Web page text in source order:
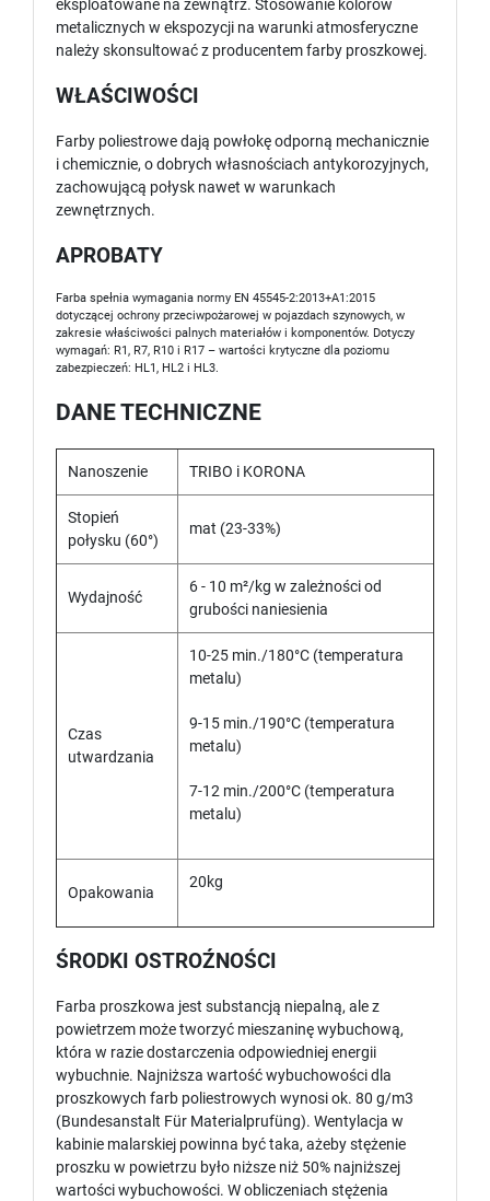
eksploatowane na zewnątrz. Stosowanie kolorów
metalicznych w ekspozycji na warunki atmosferyczne
należy skonsultować z producentem farby proszkowej.
WŁAŚCIWOŚCI
Farby poliestrowe dają powłokę odporną mechanicznie
i chemicznie, o dobrych własnościach antykorozyjnych,
zachowującą połysk nawet w warunkach
zewnętrznych.
APROBATY
Farba spełnia wymagania normy EN 45545-2:2013+A1:2015
dotyczącej ochrony przeciwpożarowej w pojazdach szynowych, w
zakresie właściwości palnych materiałów i komponentów. Dotyczy
wymagań: R1, R7, R10 i R17 – wartości krytyczne dla poziomu
zabezpieczeń: HL1, HL2 i HL3.
DANE TECHNICZNE
Nanoszenie TRIBO i KORONA
Stopień
połysku (60°)
mat (23-33%)
Wydajność
6 - 10 m²/kg w zależności od
grubości naniesienia
Czas
utwardzania
10-25 min./180°C (temperatura
metalu)
9-15 min./190°C (temperatura
metalu)
7-12 min./200°C (temperatura
metalu)
Opakowania
20kg
ŚRODKI OSTROŹNOŚCI
Farba proszkowa jest substancją niepalną, ale z
powietrzem może tworzyć mieszaninę wybuchową,
która w razie dostarczenia odpowiedniej energii
wybuchnie. Najniższa wartość wybuchowości dla
proszkowych farb poliestrowych wynosi ok. 80 g/m3
(Bundesanstalt Für Materialprufüng). Wentylacja w
kabinie malarskiej powinna być taka, ażeby stężenie
proszku w powietrzu było niższe niż 50% najniższej
wartości wybuchowości. W obliczeniach stężenia